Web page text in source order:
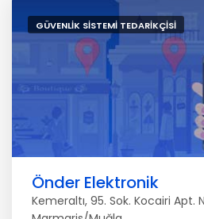
GÜVENLIK SISTEMI TEDARIKÇISI
Önder Elektronik
Kemeraltı, 95. Sok. Kocairi Apt.